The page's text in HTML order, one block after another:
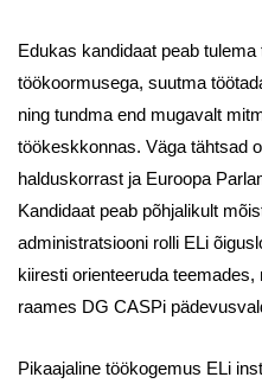
Edukas kandidaat peab
töökoormusega, suutma
ning tundma end mugavalt
töökeskkonnas. Väga tähtsad
halduskorrast ja Euroopa
Kandidaat peab põhjalikult
administratsiooni rolli ELi
kiiresti orienteeruda
raames DG CASPi
Pikaajaline töökogemus ELi